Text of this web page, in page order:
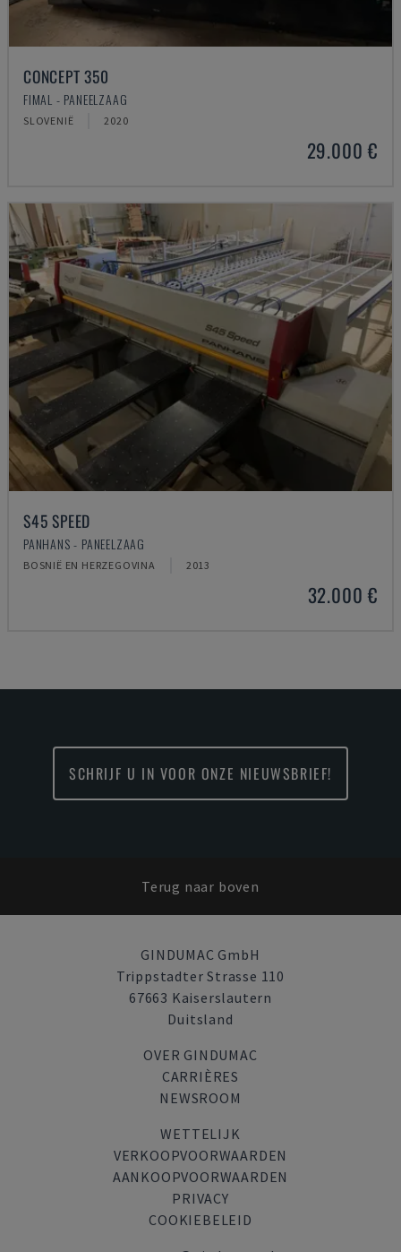
CONCEPT 350
FIMAL - PANEELZAAG
SLOVENIË 2020
29.000 €
S45 SPEED
PANHANS - PANEELZAAG
BOSNIË EN HERZEGOVINA 2013
32.000 €
SCHRIJF U IN VOOR ONZE NIEUWSBRIEF!
Terug naar boven
GINDUMAC GmbH
Trippstadter Strasse 110
67663 Kaiserslautern
Duitsland
OVER GINDUMAC
CARRIÈRES
NEWSROOM
WETTELIJK
VERKOOPVOORWAARDEN
AANKOOPVOORWAARDEN
PRIVACY
COOKIEBELEID